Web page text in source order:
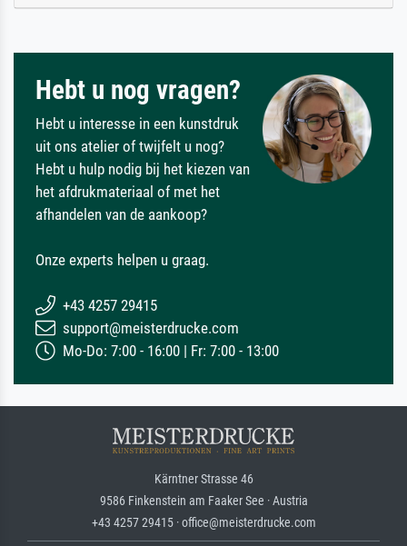
Hebt u nog vragen?
Hebt u interesse in een kunstdruk
uit ons atelier of twijfelt u nog?
Hebt u hulp nodig bij het kiezen van
het afdrukmateriaal of met het
afhandelen van de aankoop?
Onze experts helpen u graag.
+43 4257 29415
support@meisterdrucke.com
Mo-Do: 7:00 - 16:00 | Fr: 7:00 - 13:00
Kärntner Strasse 46
9586 Finkenstein am Faaker See · Austria
+43 4257 29415 · office@meisterdrucke.com